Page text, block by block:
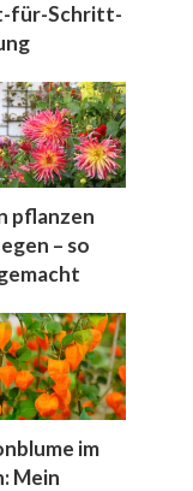
für-Schritt-
pflanzen
– so
im
Mein